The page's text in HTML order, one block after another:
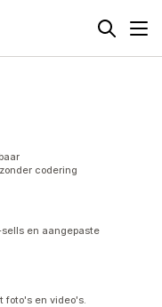
codering
sells en aangepaste
foto's en video's.